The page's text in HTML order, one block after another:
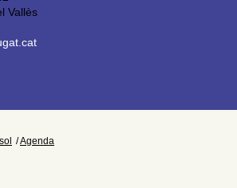
Vallès
Agenda